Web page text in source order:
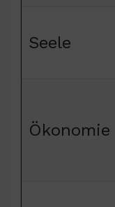
Seele
Ökonomie